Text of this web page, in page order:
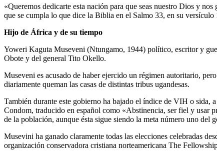
«Queremos dedicarte esta nación para que seas nuestro Dios y
que se cumpla lo que dice la Biblia en el Salmo 33, en su
Hijo de África y de su tiempo
Yoweri Kaguta Museveni (Ntungamo, 1944) político, escritor y
Obote y del general Tito Okello.
Museveni es acusado de haber ejercido un régimen autoritario,
diariamente queman las casas de distintas tribus ugandesas.
También durante este gobierno ha bajado el índice de VIH o sida,
Condom, traducido en español como «Abstinencia, ser fiel y usar
de la población, aunque ésta sigue siendo la meta número uno del
Musevini ha ganado claramente todas las elecciones celebradas
organización conservadora cristiana norteamericana The